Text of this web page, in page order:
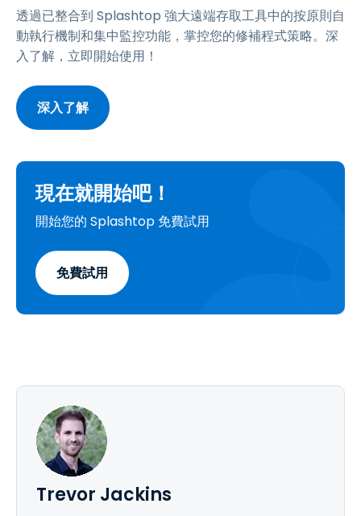
透過已整合到 Splashtop 強大遠端存取工具中的按原則自
動執行機制和集中監控功能，掌控您的修補程式策略。深
入了解，立即開始使用！
深入了解
現在就開始吧！
開始您的 Splashtop 免費試用
免費試用
Trevor Jackins